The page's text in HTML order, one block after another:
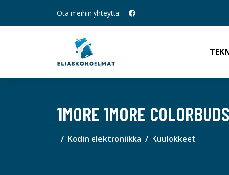
Ota meihin yhteyttä:
1MORE 1MORE
Kodin elektroniikka Kuulokkeet